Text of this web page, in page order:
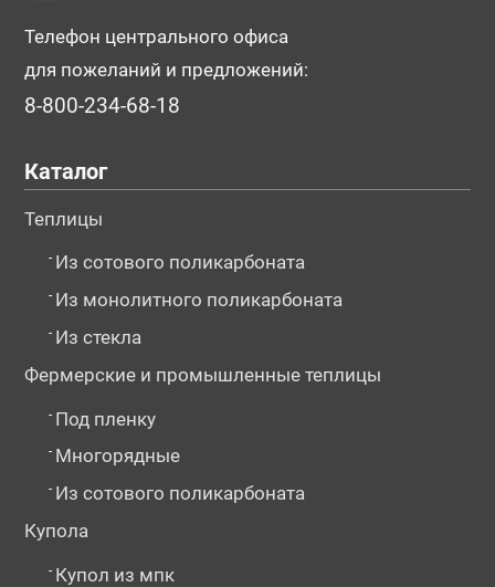
Телефон центрального офиса
для пожеланий и предложений:
8-800-234-68-18
Каталог
Теплицы
- Из сотового поликарбоната
- Из монолитного поликарбоната
- Из стекла
Фермерские и промышленные теплицы
- Под пленку
- Многорядные
- Из сотового поликарбоната
Купола
- Купол из мпк